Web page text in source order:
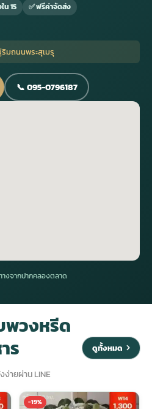
น 15
✅ ฟรีค่าจัดส่ง
มถนนพระสุเมรุ
📞 095-0796187
งจากปากคลองตลาด
พวงหรีด
ร
ายผ่าน LINE
ดูทั้งหมด
-19%